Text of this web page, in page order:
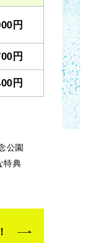
円
円
円
公園
特典